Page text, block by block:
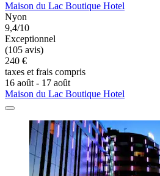
Maison du Lac Boutique Hotel
Nyon
9,4/10
Exceptionnel
(105 avis)
240 €
taxes et frais compris
16 août - 17 août
Maison du Lac Boutique Hotel